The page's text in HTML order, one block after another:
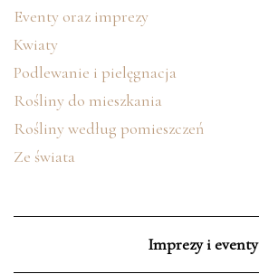
Eventy oraz imprezy
Kwiaty
Podlewanie i pielęgnacja
Rośliny do mieszkania
Rośliny według pomieszczeń
Ze świata
Imprezy i eventy